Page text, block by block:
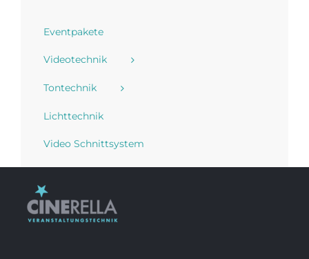
Eventpakete
Videotechnik
Tontechnik
Lichttechnik
Video Schnittsystem